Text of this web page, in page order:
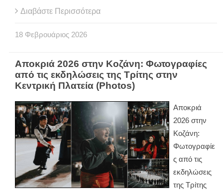
Διαβάστε Περισσότερα
18 Φεβρουάριος 2026
Αποκριά 2026 στην Κοζάνη: Φωτογραφίες
από τις εκδηλώσεις της Τρίτης στην
Κεντρική Πλατεία (Photos)
Αποκριά
2026 στην
Κοζάνη:
Φωτογραφίε
ς από τις
εκδηλώσεις
της Τρίτης